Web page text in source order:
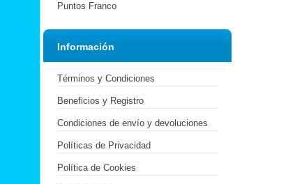
Puntos Franco
Información
Términos y Condiciones
Beneficios y Registro
Condiciones de envío y devoluciones
Políticas de Privacidad
Política de Cookies